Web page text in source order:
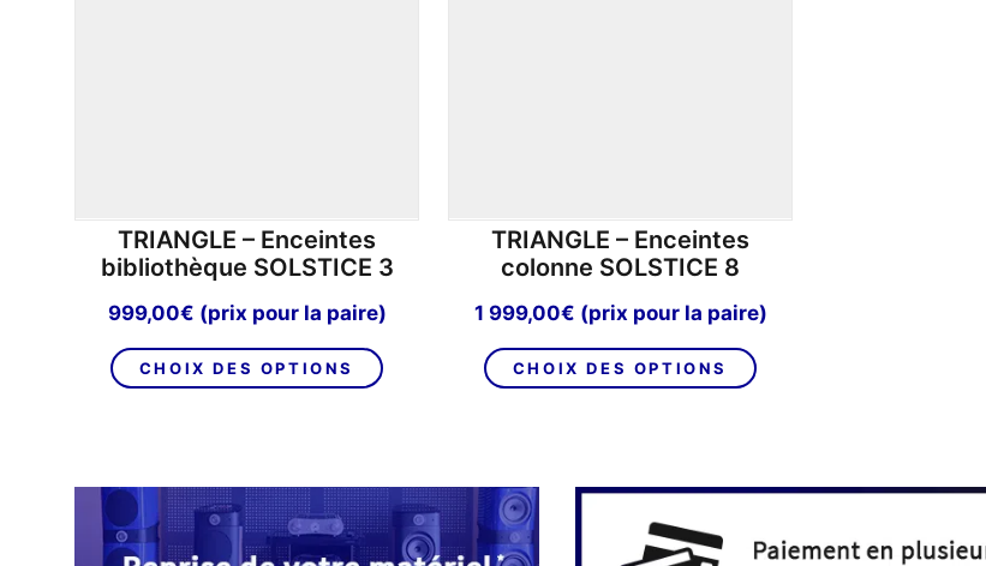
TRIANGLE – Enceintes
bibliothèque SOLSTICE 3
999,00€ (prix pour la paire)
CHOIX DES OPTIONS
produit
Les
options
peuvent
TRIANGLE – Enceintes
colonne SOLSTICE 8
1 999,00€ (prix pour la paire)
CHOIX DES OPTIONS
produit
Les
peuvent